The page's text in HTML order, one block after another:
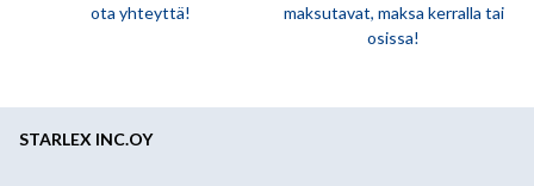
ota yhteyttä!
maksutavat, maksa kerralla tai
osissa!
STARLEX INC.OY